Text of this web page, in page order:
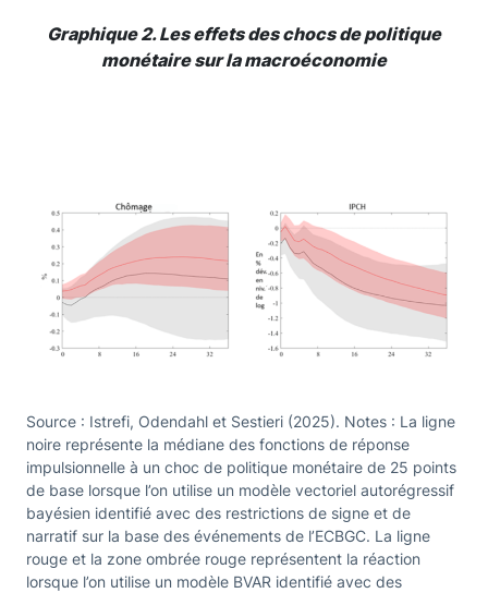
Graphique 2. Les effets des chocs de politique
monétaire sur la macroéconomie
Source : Istrefi, Odendahl et Sestieri (2025). Notes : La ligne
noire représente la médiane des fonctions de réponse
impulsionnelle à un choc de politique monétaire de 25 points
de base lorsque l’on utilise un modèle vectoriel autorégressif
bayésien identifié avec des restrictions de signe et de
narratif sur la base des événements de l’ECBGC. La ligne
rouge et la zone ombrée rouge représentent la réaction
lorsque l’on utilise un modèle BVAR identifié avec des